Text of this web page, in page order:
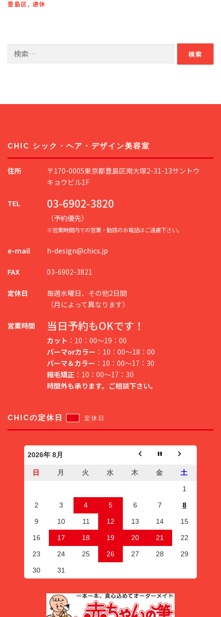
豊島区, 連休
索:
CHIC シック・ヘア・デザイン美容室
住所
〒170-0005東京都豊島区南大塚2-31-13サントウ
キョウビル1F
TEL 03-6902-3820
（予約優先）
※営業時間内での営業・勧誘のお電話はご遠慮下さい。
e-mail h-design@chics.jp
FAX 03-6902-3821
定休日
毎週水曜日、その他2日間
（月によって異なります）
営業時間 当日予約もOKです！
カット ：10：00～19：00
パーマorカラー ：10：00～18：00
パーマ＆カラー ：10：00～17：30
縮毛矯正 ：10：00～17：30
時間外も承ります。ご相談下さい。
CHICの定休日 定休日
2026年 8月
日 月 火 水 木 金 土
1
2 3 4 5 6 7 8
9 10 11 12 13 14 15
16 17 18 19 20 21 22
23 24 25 26 27 28 29
30 31